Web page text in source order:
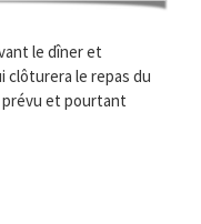
le dîner et
clôturera le repas du
prévu et pourtant